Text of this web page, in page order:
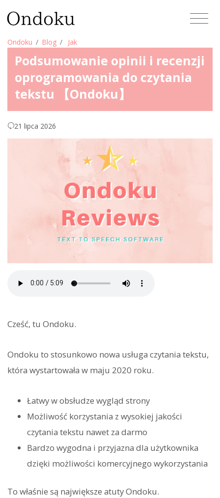
Ondoku Blog Jak
Podsumowanie opinii i recenzji
oprogramowania do czytania
tekstu 【Ondoku】
21 lipca 2026
Cześć, tu Ondoku.
Ondoku to stosunkowo nowa usługa czytania tekstu,
która wystartowała w maju 2020 roku.
Łatwy w obsłudze wygląd strony
Możliwość korzystania z wysokiej jakości
czytania tekstu nawet za darmo
Bardzo wygodna i przyjazna dla użytkownika
dzięki możliwości komercyjnego wykorzystania
To właśnie są największe atuty Ondoku.